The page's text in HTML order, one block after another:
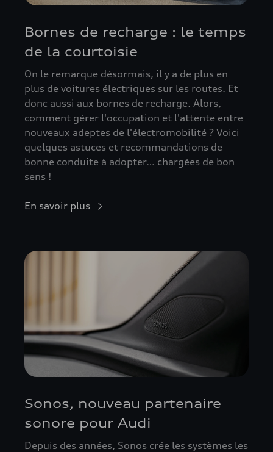
Bornes de recharge : le temps
de la courtoisie
On le remarque désormais, il y a de plus en
plus de voitures électriques sur les routes. Et
donc aussi aux bornes de recharge. Alors,
comment gérer l'occupation et l'attente entre
nouveaux adeptes de l'électromobilité ? Voici
quelques astuces et recommandations de
bonne conduite à adopter… chargées de bon
sens !
En savoir plus
Sonos, nouveau partenaire
sonore pour Audi
Depuis des années, Sonos crée les systèmes les